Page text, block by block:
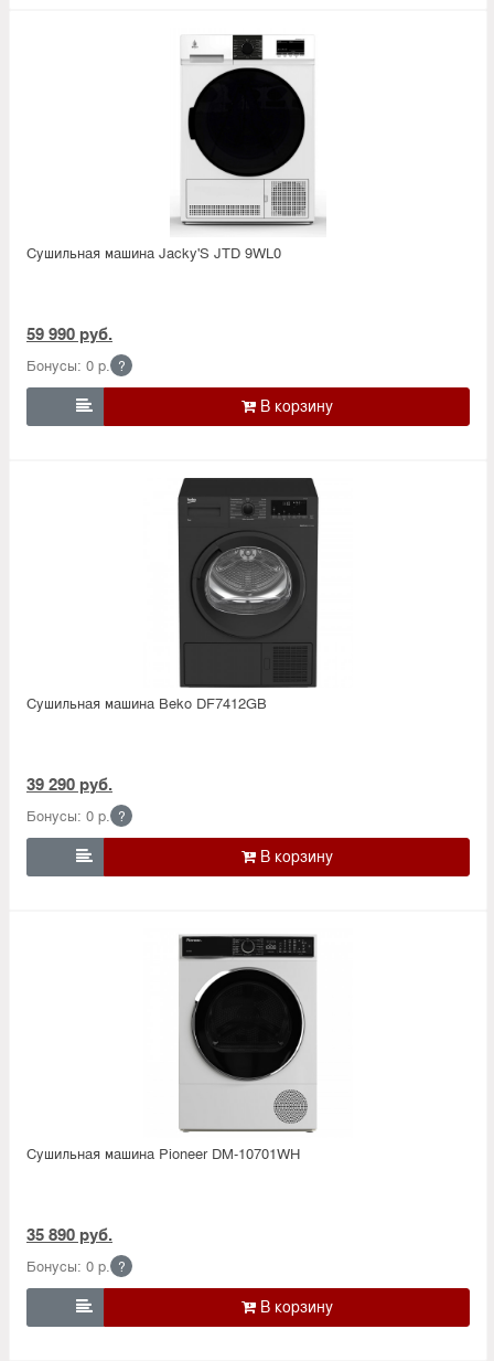
Сушильная машина Jacky'S JTD 9WL0
59 990 руб.
Бонусы: 0 р. ?

Сушильная машина Beko DF7412GB
39 290 руб.
Бонусы: 0 р. ?

Сушильная машина Pioneer DM-10701WH
35 890 руб.
Бонусы: 0 р. ?
